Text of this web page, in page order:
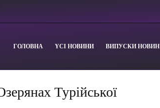
ГОЛОВНА YСІ НОВИНИ ВИПУСКИ НОВИН
Турійської